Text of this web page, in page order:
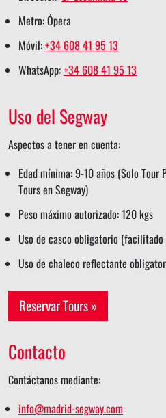
Metro: Ópera
Móvil:+34 608 41 95 13
WhatsApp:+34 608 41 95 13
Uso del Segway
Aspectos a tener en cuenta:
Edad mínima: 9-10 años (Solo Tour
Tours en Segway)
Peso máximo autorizado: 120 kgs
Uso de casco obligatorio (facilitado
Uso de chaleco reflectante
Reservar Tours »
Contacto
Contáctanos mediante:
info@madrid-segway.com